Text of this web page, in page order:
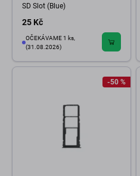
SD Slot (Blue)
25 Kč
OČEKÁVAME 1 ks,
(31.08.2026)
-50 %